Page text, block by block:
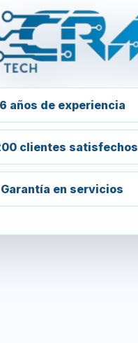
6 años de experiencia
clientes satisfechos
Garantía en servicios